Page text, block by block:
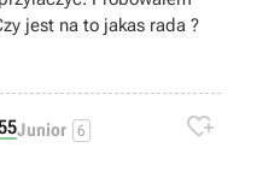
jest na to jakas rada ?
Junior 6 